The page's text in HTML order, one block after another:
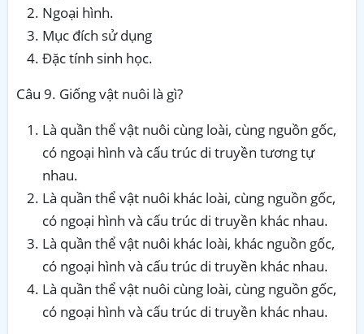
Ngoại hình.
Mục đích sử dụng
Đặc tính sinh học.
Câu 9. Giống vật nuôi là gì?
Là quần thể vật nuôi cùng loài, cùng nguồn gốc,
có ngoại hình và cấu trúc di truyền tương tự
nhau.
Là quần thể vật nuôi khác loài, cùng nguồn gốc,
có ngoại hình và cấu trúc di truyền khác nhau.
Là quần thể vật nuôi khác loài, khác nguồn gốc,
có ngoại hình và cấu trúc di truyền khác nhau.
Là quần thể vật nuôi cùng loài, cùng nguồn gốc,
có ngoại hình và cấu trúc di truyền khác nhau.